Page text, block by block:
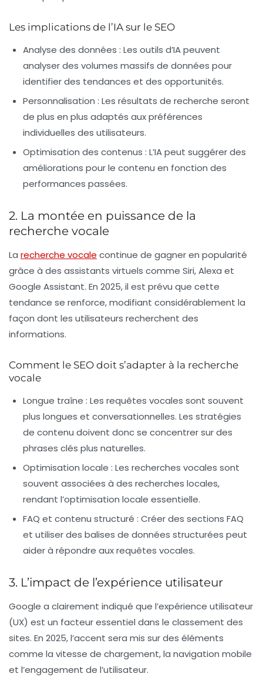
Les implications de l’IA sur le SEO
Analyse des données : Les outils d’IA peuvent
analyser des volumes massifs de données pour
identifier des tendances et des opportunités.
Personnalisation : Les résultats de recherche seront
de plus en plus adaptés aux préférences
individuelles des utilisateurs.
Optimisation des contenus : L’IA peut suggérer des
améliorations pour le contenu en fonction des
performances passées.
2. La montée en puissance de la
recherche vocale
La recherche vocale continue de gagner en popularité
grâce à des assistants virtuels comme Siri, Alexa et
Google Assistant. En 2025, il est prévu que cette
tendance se renforce, modifiant considérablement la
façon dont les utilisateurs recherchent des
informations.
Comment le SEO doit s’adapter à la recherche
vocale
Longue traîne : Les requêtes vocales sont souvent
plus longues et conversationnelles. Les stratégies
de contenu doivent donc se concentrer sur des
phrases clés plus naturelles.
Optimisation locale : Les recherches vocales sont
souvent associées à des recherches locales,
rendant l’optimisation locale essentielle.
FAQ et contenu structuré : Créer des sections FAQ
et utiliser des balises de données structurées peut
aider à répondre aux requêtes vocales.
3. L’impact de l’expérience utilisateur
Google a clairement indiqué que l’expérience utilisateur
(UX) est un facteur essentiel dans le classement des
sites. En 2025, l’accent sera mis sur des éléments
comme la vitesse de chargement, la navigation mobile
et l’engagement de l’utilisateur.